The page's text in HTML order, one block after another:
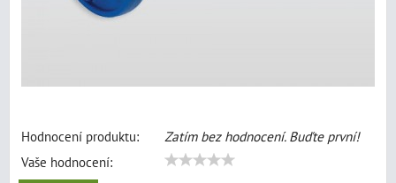
Hodnocení produktu:
Zatím bez hodnocení. Buďte první!
Vaše hodnocení: